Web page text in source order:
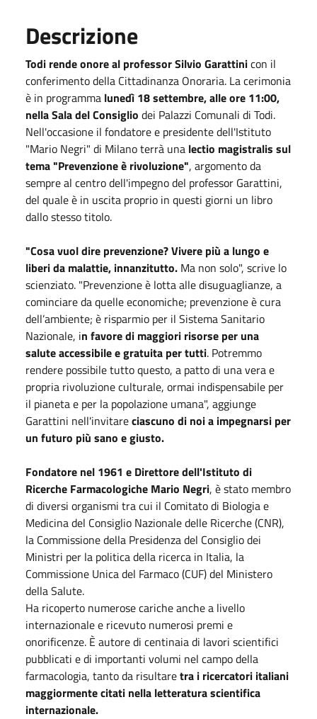
Descrizione
Todi rende onore al professor Silvio Garattinicon il
conferimento della Cittadinanza Onoraria. La cerimonia
è in programma lunedì 18 settembre, alle ore 11:00,
nella Sala del Consiglio dei Palazzi Comunali di Todi.
Nell'occasione il fondatore e presidente dell'Istituto
"Mario Negri" di Milano terrà una lectio magistralis sul
tema "Prevenzione è rivoluzione", argomento da
sempre al centro dell'impegno del professor Garattini,
del quale è in uscita proprio in questi giorni un libro
dallo stesso titolo.
"Cosa vuol dire prevenzione? Vivere più a lungo e
liberi da malattie, innanzitutto. Ma non solo", scrive lo
scienziato. "Prevenzione è lotta alle disuguaglianze, a
cominciare da quelle economiche; prevenzione è cura
dell’ambiente; è risparmio per il Sistema Sanitario
Nazionale, in favore di maggiori risorse per una
salute accessibile e gratuita per tutti. Potremmo
rendere possibile tutto questo, a patto di una vera e
propria rivoluzione culturale, ormai indispensabile per
il pianeta e per la popolazione umana", aggiunge
Garattini nell'invitareciascuno di noi a impegnarsi per
un futuro più sano e giusto.
Fondatore nel 1961 e Direttore dell'Istituto di
Ricerche Farmacologiche Mario Negri, è stato membro
di diversi organismi tra cui il Comitato di Biologia e
Medicina del Consiglio Nazionale delle Ricerche (CNR),
la Commissione della Presidenza del Consiglio dei
Ministri per la politica della ricerca in Italia, la
Commissione Unica del Farmaco (CUF) del Ministero
della Salute.
Ha ricoperto numerose cariche anche a livello
internazionale e ricevuto numerosi premi e
onorificenze. È autore di centinaia di lavori scientifici
pubblicati e di importanti volumi nel campo della
farmacologia, tanto da risultaretra i ricercatori italiani
maggiormente citati nella letteratura scientifica
internazionale.